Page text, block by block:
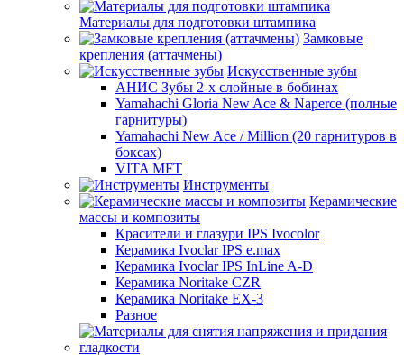
Материалы для подготовки штампика
Замковые
крепления (аттачмены)
Искусственные зубы
АНИС Зубы 2-х слойные в бобинах
Yamahachi Gloria New Ace & Naperce (полные
гарнитуры)
Yamahachi New Ace / Million (20 гарнитуров в
боксах)
VITA MFT
Инструменты
Керамические
массы и композиты
Красители и глазури IPS Ivocolor
Керамика Ivoclar IPS e.max
Керамика Ivoclar IPS InLine A-D
Керамика Noritake CZR
Керамика Noritake EX-3
Разное